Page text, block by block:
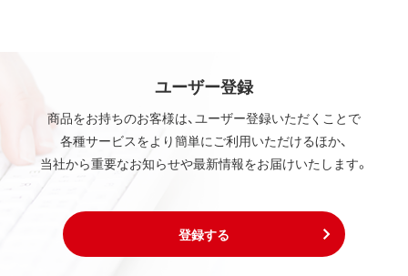
ユーザー登録
商品をお持ちのお客様は、ユーザー登録いただくことで
各種サービスをより簡単にご利用いただけるほか、
当社から重要なお知らせや最新情報をお届けいたします。
登録する